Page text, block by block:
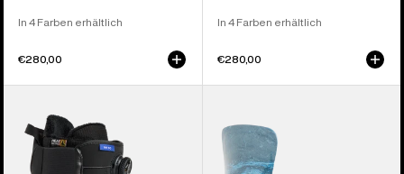
In 4 Farben erhältlich
€280,00
In 4 Farben erhältlich
€280,00
Waverange
Step
On®
Cartel